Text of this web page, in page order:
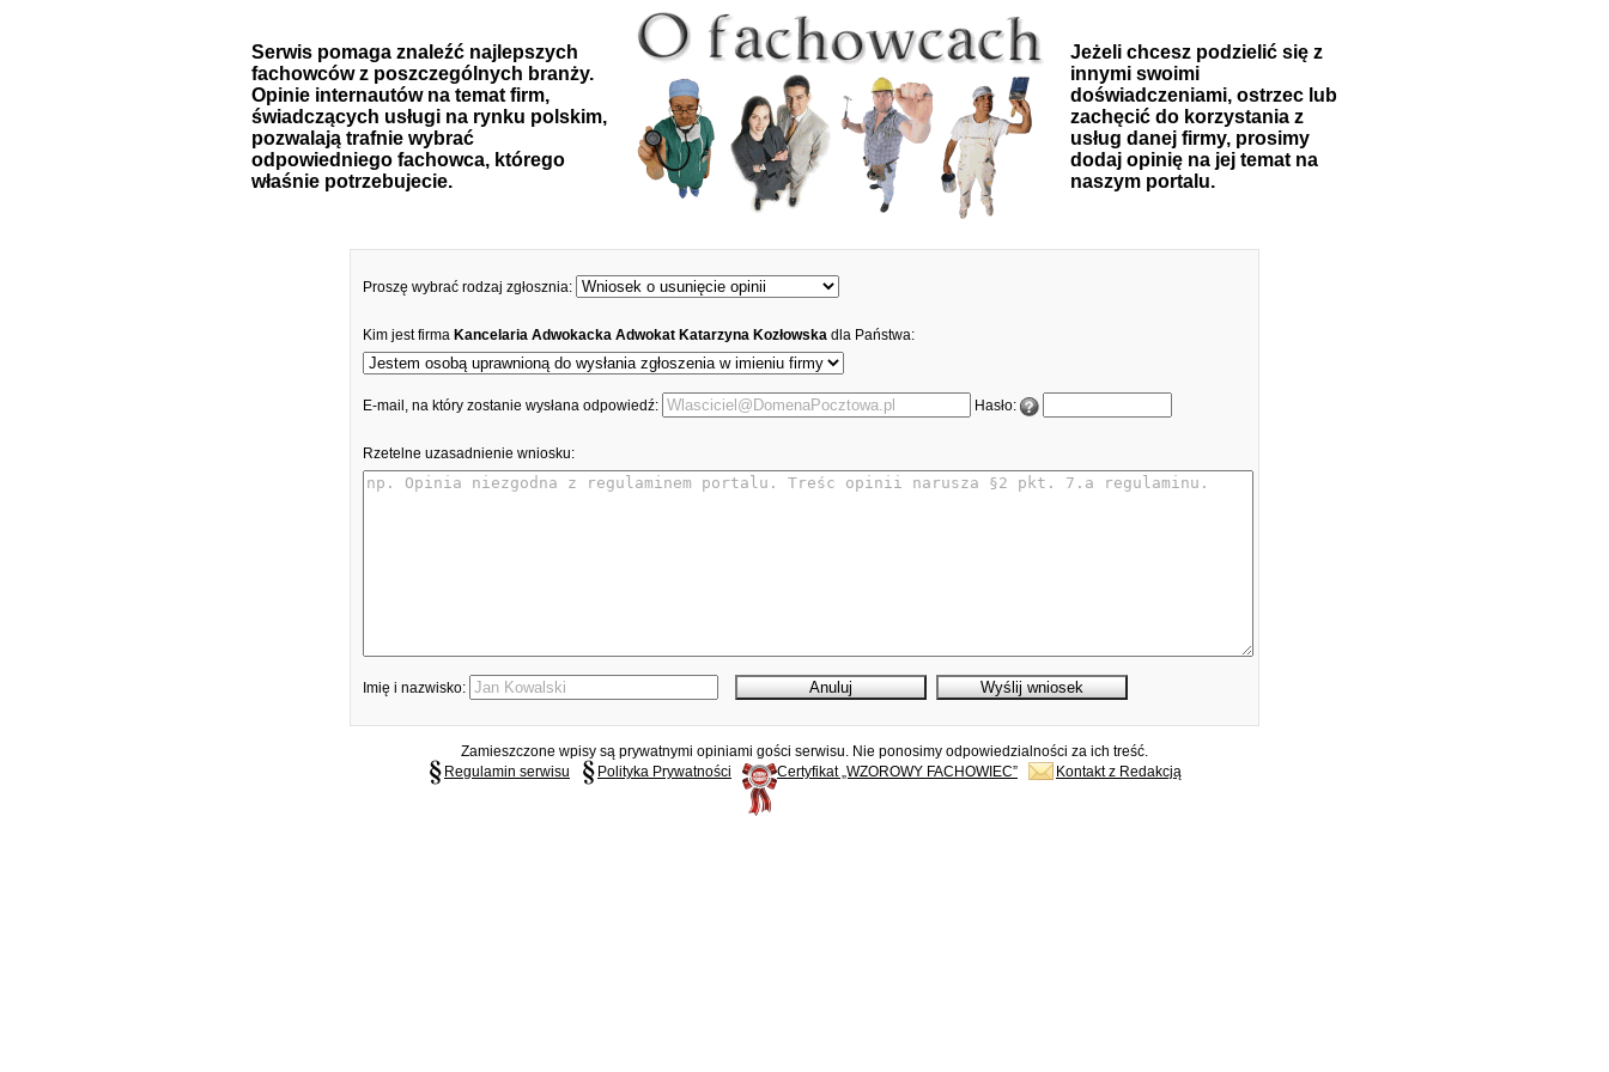
Serwis pomaga znaleźć najlepszych
fachowców z poszczególnych branży.
Opinie internautów na temat firm,
świadczących usługi na rynku polskim,
pozwalają trafnie wybrać
odpowiedniego fachowca, którego
właśnie potrzebujecie.
Jeżeli chcesz podzielić się z
innymi swoimi
doświadczeniami, ostrzec lub
zachęcić do korzystania z
usług danej firmy, prosimy
dodaj opinię na jej temat na
naszym portalu.
Proszę wybrać rodzaj zgłosznia:
Kim jest firma Kancelaria Adwokacka Adwokat Katarzyna Kozłowska dla Państwa:
E-mail, na który zostanie wysłana odpowiedź: Hasło:
Rzetelne uzasadnienie wniosku:
Imię i nazwisko:
Zamieszczone wpisy są prywatnymi opiniami gości serwisu. Nie ponosimy odpowiedzialności za ich treść.
Regulamin serwisu
Polityka Prywatności Certyfikat „WZOROWY FACHOWIEC” Kontakt z Redakcją